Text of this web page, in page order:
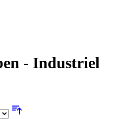
- Industriel